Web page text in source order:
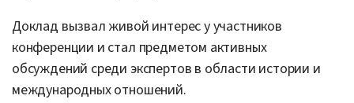
Доклад вызвал живой интерес у участников
конференции и стал предметом активных
обсуждений среди экспертов в области истории и
международных отношений.